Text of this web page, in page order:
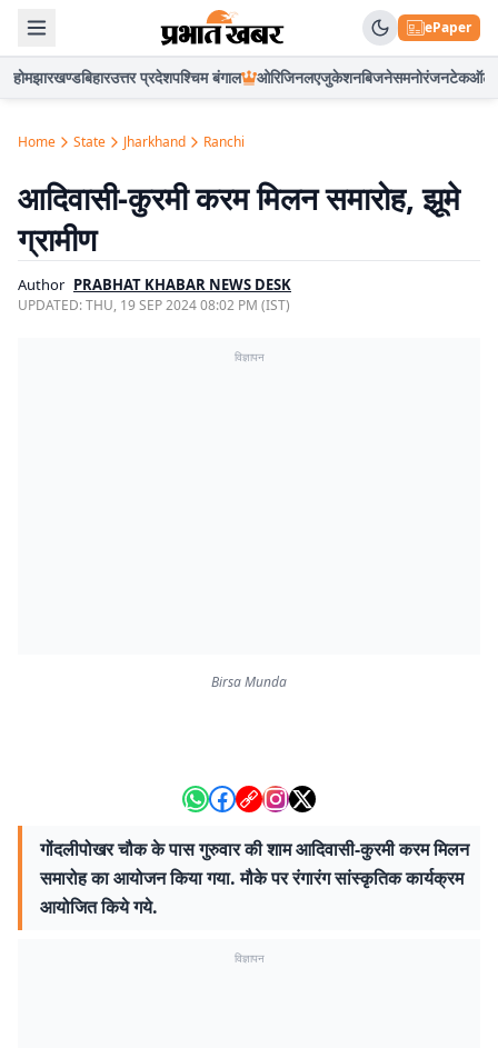
ePaper
होमझारखण्डबिहारउत्तर प्रदेशपश्चिम बंगाल ओरिजिनलएजुकेशनबिजनेसमनोरंजनटेकऑटो
Home State Jharkhand Ranchi
आदिवासी-कुरमी करम मिलन समारोह, झूमे
ग्रामीण
Author PRABHAT KHABAR NEWS DESK
UPDATED:THU, 19 SEP 2024 08:02 PM (IST)
विज्ञापन
Birsa Munda
गोंदलीपोखर चौक के पास गुरुवार की शाम आदिवासी-कुरमी करम मिलन
समारोह का आयोजन किया गया. मौके पर रंगारंग सांस्कृतिक कार्यक्रम
आयोजित किये गये.
विज्ञापन